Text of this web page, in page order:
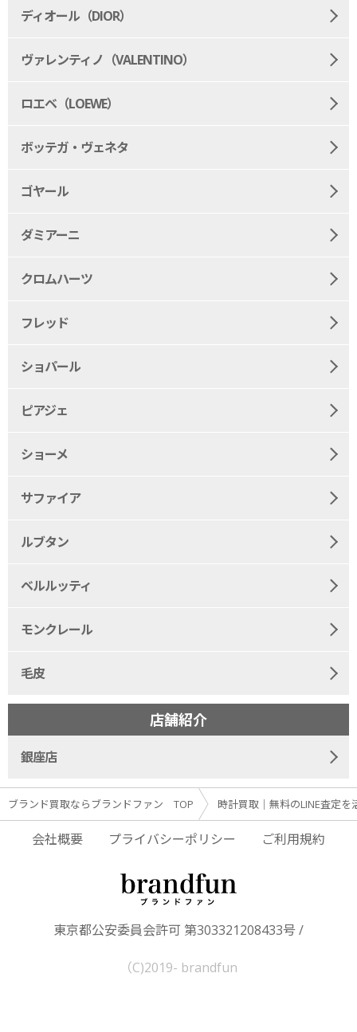
ブランド買取ならブランドファン TOP 時計買取｜無料のLINE査定を
ディオール（DIOR）
ヴァレンティノ（VALENTINO）
ロエベ（LOEWE）
ボッテガ・ヴェネタ
ゴヤール
ダミアーニ
クロムハーツ
フレッド
ショパール
ピアジェ
ショーメ
サファイア
ルブタン
ベルルッティ
モンクレール
毛皮
店舗紹介
銀座店
会社概要 プライバシーポリシー ご利用規約
東京都公安委員会許可 第303321208433号 /
（C)2019- brandfun